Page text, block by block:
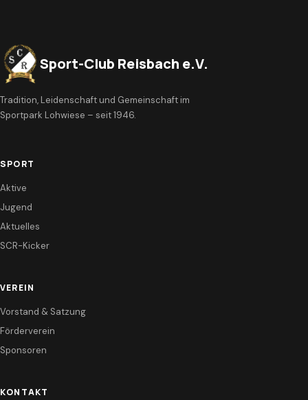
Sport-Club Reisbach e.V.
Tradition, Leidenschaft und Gemeinschaft im
Sportpark Lohwiese – seit 1946.
SPORT
Aktive
Jugend
Aktuelles
SCR-Kicker
VEREIN
Vorstand & Satzung
Förderverein
Sponsoren
KONTAKT